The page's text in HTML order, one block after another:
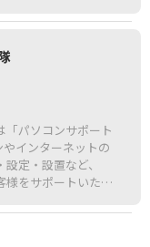
「パソコンサポート
インターネットの
定・設置など、
様をサポートいたし